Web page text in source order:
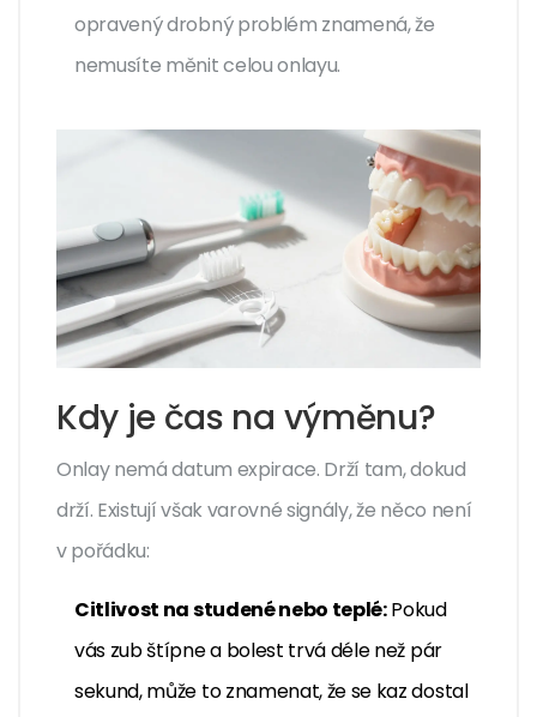
opravený drobný problém znamená, že
nemusíte měnit celou onlayu.
Kdy je čas na výměnu?
Onlay nemá datum expirace. Drží tam, dokud
drží. Existují však varovné signály, že něco není
v pořádku:
Citlivost na studené nebo teplé:Pokud
vás zub štípne a bolest trvá déle než pár
sekund, může to znamenat, že se kaz dostal